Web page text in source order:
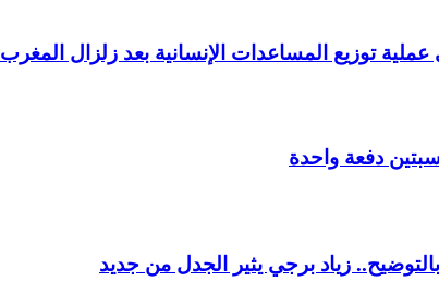
توزيع المساعدات الإنسانية بعد زلزال المغرب
دفعة واحدة
زياد برجي يثير الجدل من جديد